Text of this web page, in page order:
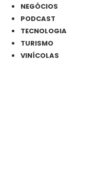
NEGÓCIOS
PODCAST
TECNOLOGIA
TURISMO
VINÍCOLAS